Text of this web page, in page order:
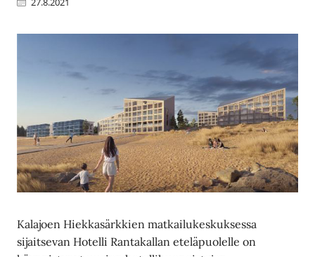
Kalajoen Hiekkasärkkien matkailukeskuksessa
sijaitsevan Hotelli Rantakallan eteläpuolelle on